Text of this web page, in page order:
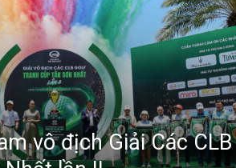
vô địch Giải Các CLB